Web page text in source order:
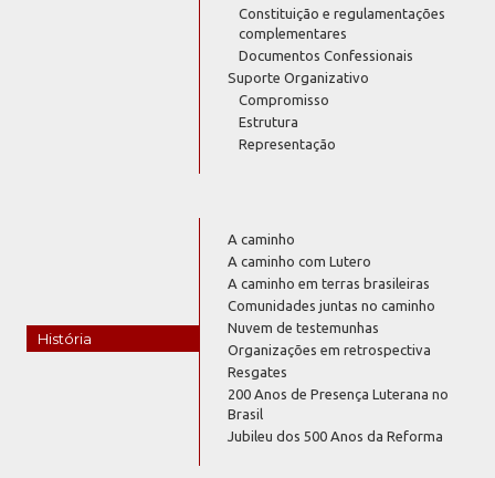
Constituição e regulamentações
complementares
Documentos Confessionais
Suporte Organizativo
Compromisso
Estrutura
Representação
História
A caminho
A caminho com Lutero
A caminho em terras brasileiras
Comunidades juntas no caminho
Nuvem de testemunhas
Organizações em retrospectiva
Resgates
200 Anos de Presença Luterana no
Brasil
Jubileu dos 500 Anos da Reforma